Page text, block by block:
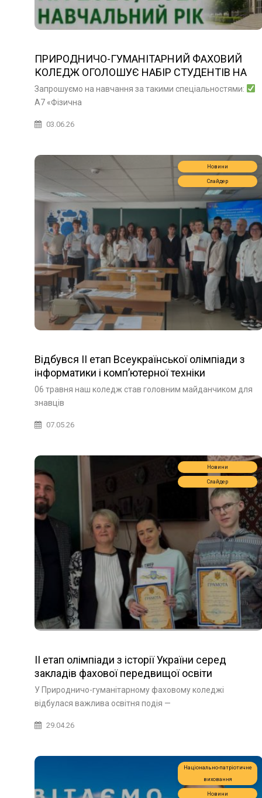
ПРИРОДНИЧО-ГУМАНІТАРНИЙ ФАХОВИЙ
КОЛЕДЖ ОГОЛОШУЄ НАБІР СТУДЕНТІВ НА
2026/2027 НАВЧАЛЬНИЙ РІК
Запрошуємо на навчання за такими спеціальностями:
А7 «Фізична
03.06.26
Новини
Слайдер
Відбувся ІІ етап Всеукраїнської олімпіади з
інформатики і комп’ютерної техніки
06 травня наш коледж став головним майданчиком для
знавців
07.05.26
Новини
Слайдер
ІІ етап олімпіади з історії України серед
закладів фахової передвищої освіти
У Природничо-гуманітарному фаховому коледжі
відбулася важлива освітня подія —
29.04.26
Національно-патріотичне
виховання
Новини